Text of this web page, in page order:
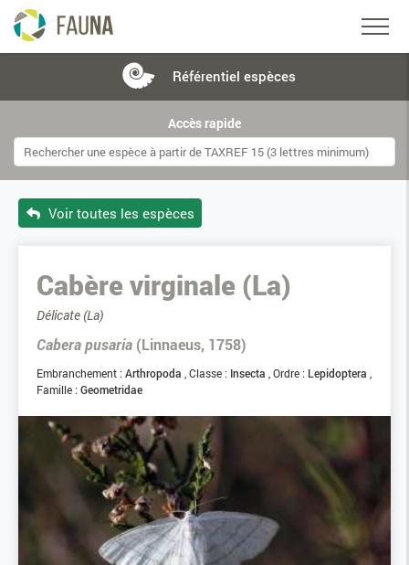
Référentiel espèces
Accès rapide
Voir toutes les espèces
Cabère virginale (La)
Délicate (La)
Cabera pusaria (Linnaeus, 1758)
Embranchement : Arthropoda Classe : Insecta Ordre : Lepidoptera
Famille : Geometridae